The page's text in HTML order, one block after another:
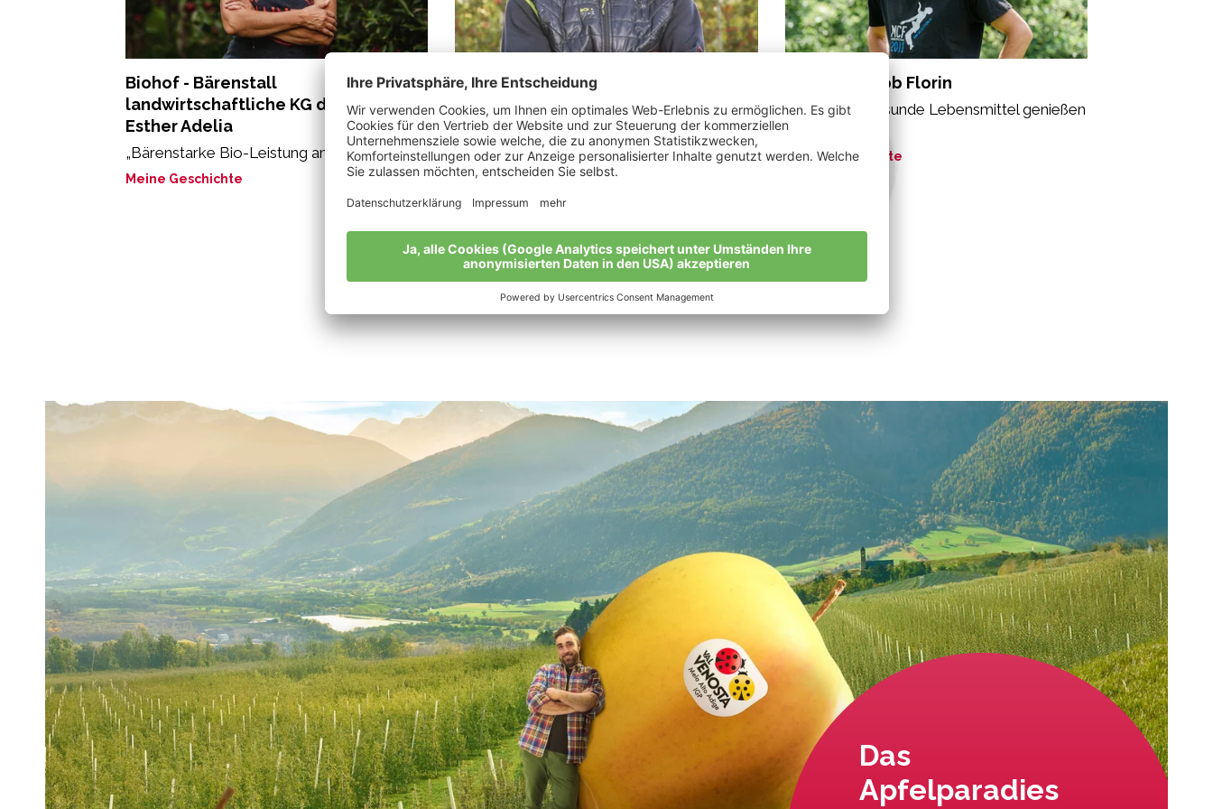
Biohof - Bärenstall
landwirtschaftliche KG der Stricker
Esther Adelia
„Bärenstarke Bio-Leistung am Bärenstall“
Meine Geschichte
Spechtenhauser Stefan
"Ich möchte meinen Söhnen einen guten
Boden hinterlassen"
Meine Geschichte
Pedross Jakob Florin
„Alle sollen gesunde Lebensmittel genießen
dürfen“
Meine Geschichte
Alle Bio-Bauern im Überblick
Das
Apfelparadies